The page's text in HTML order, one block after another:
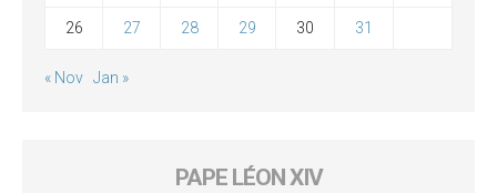
26 27 28 29 30 31
« Nov Jan »
PAPE LÉON XIV